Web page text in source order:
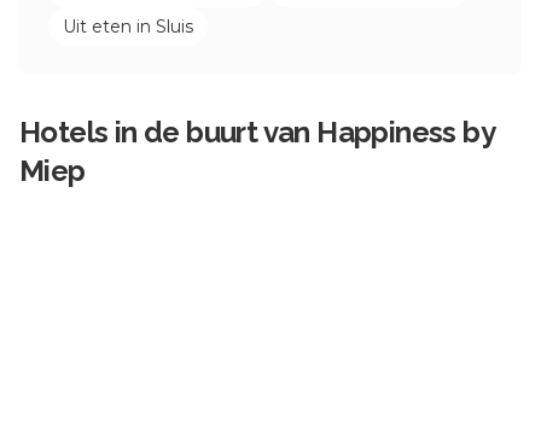
Uit eten in Sluis
Hotels in de buurt van Happiness by
Miep